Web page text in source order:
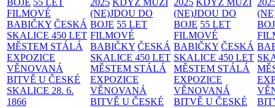
FILMOVÉ
BABIČKY ČESKÁ
SKALICE 450 LET
MĚSTEM STÁLÁ
EXPOZICE
VĚNOVANÁ
BITVĚ U ČESKÉ
SKALICE 28. 6.
1866
(NE)JDOU DO
BOJE 55 LET
FILMOVÉ
BABIČKY ČESKÁ
SKALICE 450 LET
MĚSTEM STÁLÁ
EXPOZICE
VĚNOVANÁ
BITVĚ U ČESKÉ
(NE)JDOU DO
BOJE 55 LET
FILMOVÉ
BABIČKY ČESKÁ
SKALICE 450 LET
MĚSTEM STÁLÁ
EXPOZICE
VĚNOVANÁ
BITVĚ U ČESKÉ